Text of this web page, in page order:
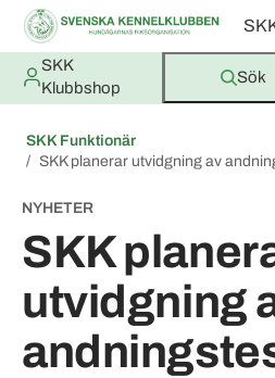
SKK
Klubbshop
Sök
SKK Funktionär
SKK planerar utvidgning av
SKK
utvidgning
NYHETER